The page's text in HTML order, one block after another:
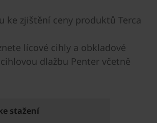
ke zjištění ceny produktů Terca
lícové cihly a obkladové
dlažbu Penter včetně
stažení